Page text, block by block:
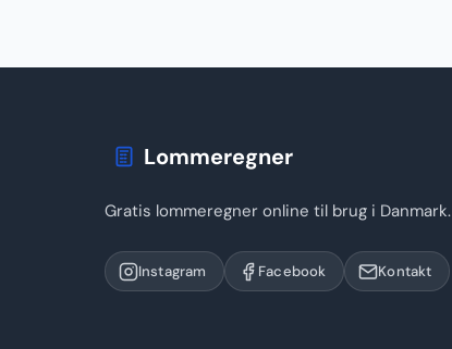
Lommeregner
Gratis lommeregner online til brug i Danmark.
Instagram Facebook Kontakt